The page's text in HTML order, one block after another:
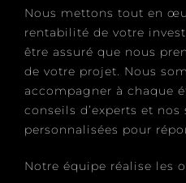
Nous mettons tout en
rentabilité de votre
être assuré que nous
de votre projet. Nous
accompagner à chaque
conseils d’experts et nos
personnalisées pour
Notre équipe réalise les